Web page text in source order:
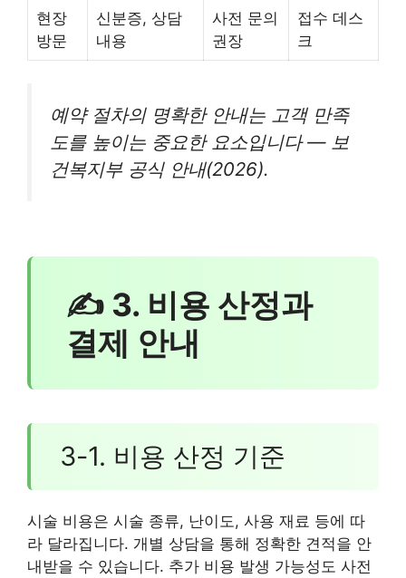
현장
방문
신분증, 상담
내용
사전 문의
권장
접수 데스
크
예약 절차의 명확한 안내는 고객 만족
도를 높이는 중요한 요소입니다 — 보
건복지부 공식 안내(2026).
✍ 3. 비용 산정과
결제 안내
3-1. 비용 산정 기준
시술 비용은 시술 종류, 난이도, 사용 재료 등에 따
라 달라집니다. 개별 상담을 통해 정확한 견적을 안
내받을 수 있습니다. 추가 비용 발생 가능성도 사전